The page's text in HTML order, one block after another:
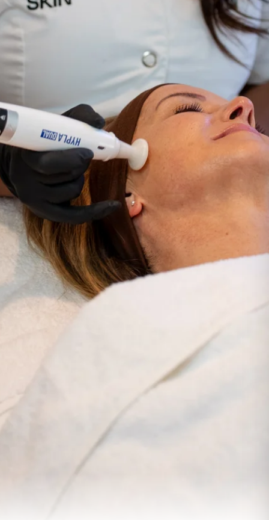
Cosmelan
Dermamelan Intimate
Milia Verwijderen
LASER, CRYO & APPARATUUR
IPL Behandeling
Fractionele Laser
Laser Behandeling
LED Lichttherapie
Ontharen
Coagulatie
Cryo Therapie
Bekijk alle behandelingen →
Tarieven →